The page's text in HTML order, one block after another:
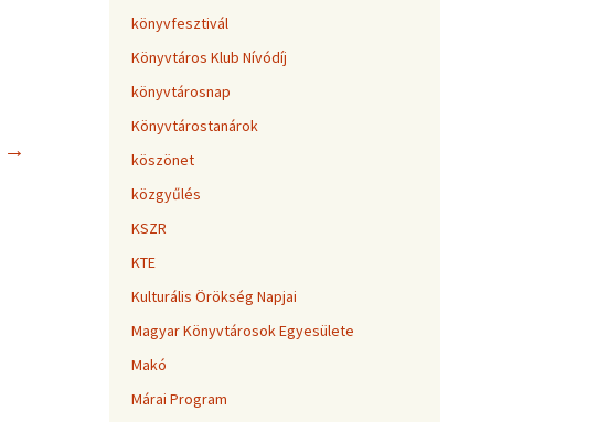
→
könyvfesztivál
Könyvtáros Klub Nívódíj
könyvtárosnap
Könyvtárostanárok
köszönet
közgyűlés
KSZR
KTE
Kulturális Örökség Napjai
Magyar Könyvtárosok Egyesülete
Makó
Márai Program